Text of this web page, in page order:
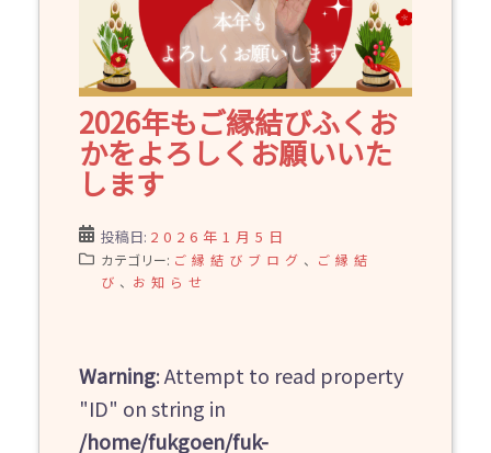
2026年もご縁結びふくお
かをよろしくお願いいた
します
投稿日: 2026年1月5日
カテゴリー: ご縁結びブログ 、
ご縁結
び 、 お知らせ
Warning: Attempt to read property
"ID" on string in
/home/fukgoen/fuk-